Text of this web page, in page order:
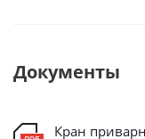
Документы
Кран